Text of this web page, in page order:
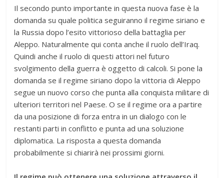
Il secondo punto importante in questa nuova fase è la
domanda su quale politica seguiranno il regime siriano e
la Russia dopo l’esito vittorioso della battaglia per
Aleppo. Naturalmente qui conta anche il ruolo dell’Iraq.
Quindi anche il ruolo di questi attori nel futuro
svolgimento della guerra è oggetto di calcoli. Si pone la
domanda se il regime siriano dopo la vittoria di Aleppo
segue un nuovo corso che punta alla conquista militare di
ulteriori territori nel Paese. O se il regime ora a partire
da una posizione di forza entra in un dialogo con le
restanti parti in conflitto e punta ad una soluzione
diplomatica. La risposta a questa domanda
probabilmente si chiarirà nei prossimi giorni.